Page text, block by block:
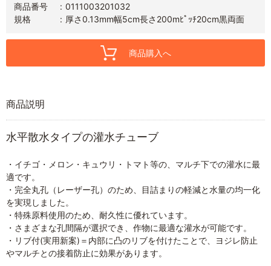
商品番号
0111003201032
規格
厚さ0.13mm幅5cm長さ200mﾋﾟｯﾁ20cm黒両面
商品購入へ
商品説明
水平散水タイプの灌水チューブ
・イチゴ・メロン・キュウリ・トマト等の、マルチ下での灌水に最
適です。
・完全丸孔（レーザー孔）のため、目詰まりの軽減と水量の均一化
を実現しました。
・特殊原料使用のため、耐久性に優れています。
・さまざまな孔間隔が選択でき、作物に最適な灌水が可能です。
・リブ付(実用新案)＝内部に凸のリブを付けたことで、ヨジレ防止
やマルチとの接着防止に効果があります。